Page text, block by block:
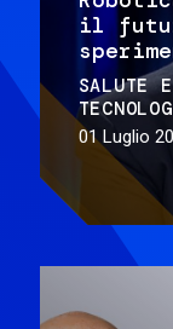
il
SALUTE
01 Luglio